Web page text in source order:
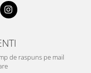
de raspuns pe mail